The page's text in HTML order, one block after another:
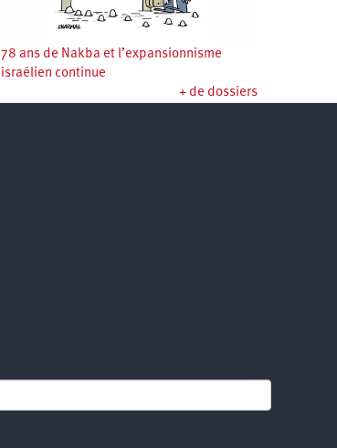
78 ans de Nakba et l’expansionnisme
israélien continue
+ de dossiers